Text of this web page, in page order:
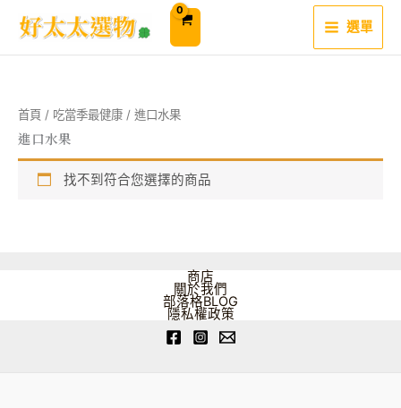
內
選單
首頁 / 吃當季最健康 / 進口水果
進口水果
找不到符合您選擇的商品
商店
關於我們
部落格BLOG
隱私權政策